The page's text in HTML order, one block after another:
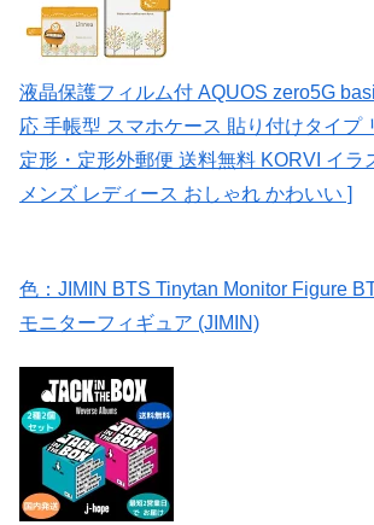
液晶保護フィルム付 AQUOS zero5G
応 手帳型 スマホケース 貼り付けタイプ
定形・定形外郵便 送料無料 KORVI イラ
メンズ レディース おしゃれ かわいい ]
色：JIMIN BTS Tinytan Monitor Figure
モニターフィギュア (JIMIN)